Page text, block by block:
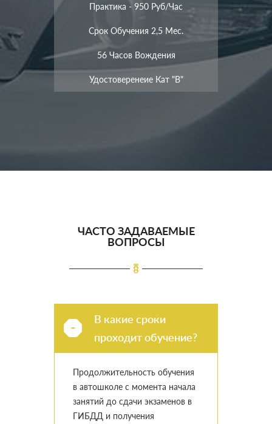
Практика - 950 Руб/час
Срок Обучения 2,5 Мес.
56 Часов Вождения
Удостоверенеие Кат "В"
ЧАСТО ЗАДАВАЕМЫЕ
ВОПРОСЫ
В какие сроки
проходит обучение?
Продолжительность обучения
в автошколе с момента начала
занятий до сдачи экзаменов в
ГИБДД и получения